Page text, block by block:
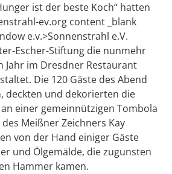
ist der beste Koch“ hatten
ev.org content _blank
e.v.>Sonnenstrahl e.V.
Escher-Stiftung die nunmehr
Jahr im Dresdner Restaurant
Die 120 Gäste des Abend
deckten und dekorierten die
einer gemeinnützigen Tombola
Meißner Zeichners Kay
von der Hand einiger Gäste
und Ölgemälde, die zugunsten
Hammer kamen.